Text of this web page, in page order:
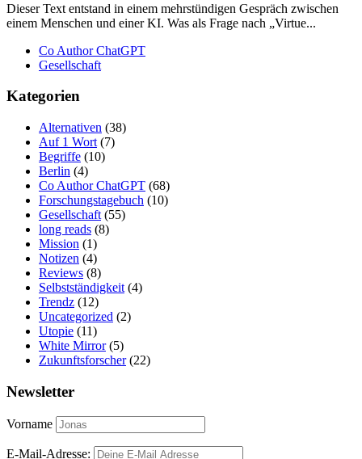
Dieser Text entstand in einem mehrstündigen Gespräch zwischen
einem Menschen und einer KI. Was als Frage nach „Virtue...
Co Author ChatGPT
Gesellschaft
Kategorien
Alternativen (38)
Auf 1 Wort (7)
Begriffe (10)
Berlin (4)
Co Author ChatGPT (68)
Forschungstagebuch (10)
Gesellschaft (55)
long reads (8)
Mission (1)
Notizen (4)
Reviews (8)
Selbstständigkeit (4)
Trendz (12)
Uncategorized (2)
Utopie (11)
White Mirror(5)
Zukunftsforscher(22)
Newsletter
Vorname
E-Mail-Adresse: